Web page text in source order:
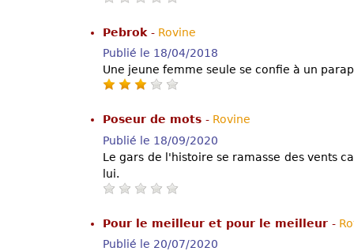
Pebrok - Rovine
Publié le 18/04/2018
Une jeune femme seule se confie à un
Poseur de mots - Rovine
Publié le 18/09/2020
Le gars de l'histoire se ramasse des vents
lui.
Pour le meilleur et pour le meilleur -
Publié le 20/07/2020